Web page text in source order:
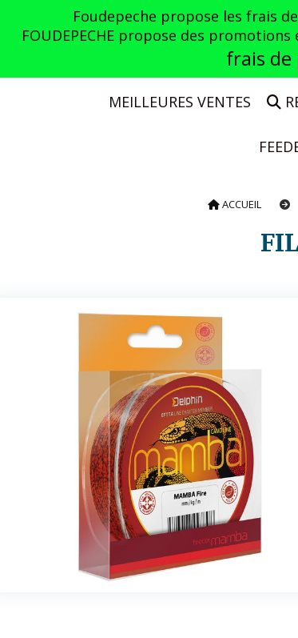
Foudepeche propose les frais
FOUDEPECHE propose des
frais de
MEILLEURES VENTES
ACCUEIL